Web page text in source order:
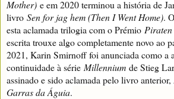
Mother) e em 2020 terminou a história de
livro Sen for jag hem (Then I Went Home).
esta aclamada trilogia com o Prémio Piraten
escrita trouxe algo completamente novo ao
2021, Karin Smirnoff foi anunciada como a
continuidade à série Millennium de Stieg
assinado e sido aclamada pelo livro anterior,
Garras da Águia.